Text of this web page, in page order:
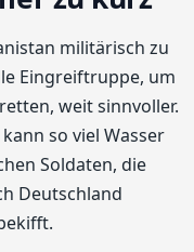
militärisch zu
Eingreiftruppe, um
weit sinnvoller.
so viel Wasser
Soldaten, die
Deutschland